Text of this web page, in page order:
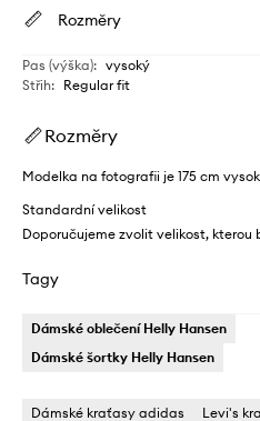
Rozměry
Pas (výška): vysoký
Střih: Regular fit
Rozměry
Modelka na fotografii je 175 cm
Standardní velikost
Doporučujeme zvolit velikost, kterou
Tagy
Dámské oblečení Helly Hansen
Dámské šortky Helly Hansen
Dámské kraťasy adidas
Levi's